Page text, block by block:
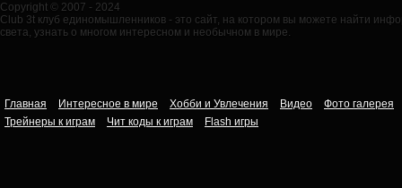
Copyright © 2007 - 2024
Club 3t клуб единомышленников - это сайт, на котором вы можете найти
света, узнать о многом интересном и необычном в мире.
Главная Интересное в мире Хобби и Увлечения Видео
Фото галерея
Трейнеры к играм
Чит коды к играм Flash игры